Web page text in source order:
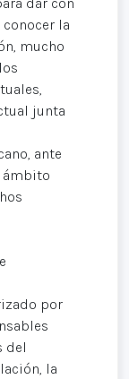
la
mucho
junta
ante
ámbito
por
del
la